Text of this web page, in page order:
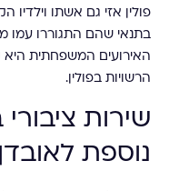
פולין אזי גם אשתו וילדיו
בתנאי שהם התגוררו עמו
האירועים המשפחתית היא
הרשויות בפולין.
שירות
נוספת